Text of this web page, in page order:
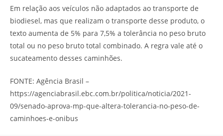
Em relação aos veículos não adaptados ao transporte de
biodiesel, mas que realizam o transporte desse produto, o
texto aumenta de 5% para 7,5% a tolerância no peso bruto
total ou no peso bruto total combinado. A regra vale até o
sucateamento desses caminhões.
FONTE: Agência Brasil –
https://agenciabrasil.ebc.com.br/politica/noticia/2021-
09/senado-aprova-mp-que-altera-tolerancia-no-peso-de-
caminhoes-e-onibus